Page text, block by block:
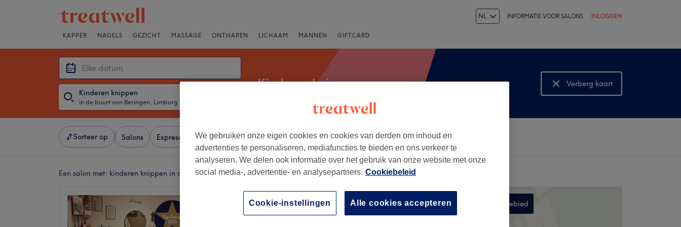
NL INFORMATIE VOOR SALONS INLOGGEN
KAPPER NAGELS GEZICHT MASSAGE ONTHAREN LICHAAM MANNEN GIFTCARD
Kinderen knippen
in de buurt van Beringen, Limburg
Kinderen knippen
Verberg kaart
Bekijk kaart
Sorteer op Salons Expresaanbiedingen Beoordeling
Een salon met: kinderen knippen in de buurt van Beringen, Limburg
86 reviews
+
−
Zoek in dit gebied
We gebruiken onze eigen cookies en cookies van derden om inhoud en
advertenties te personaliseren, mediafuncties te bieden en ons verkeer te
analyseren. We delen ook informatie over het gebruik van onze website met onze
social media-, advertentie- en analysepartners. Cookiebeleid
Alle cookies accepteren
Cookie-instellingen